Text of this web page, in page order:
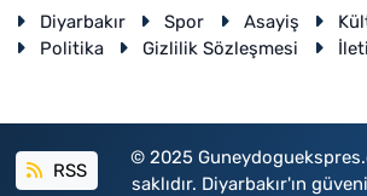
Diyarbakır Spor Asayiş
Politika
Gizlilik Sözleşmesi
RSS
© 2025
saklıdır. Diyarbakır'ın